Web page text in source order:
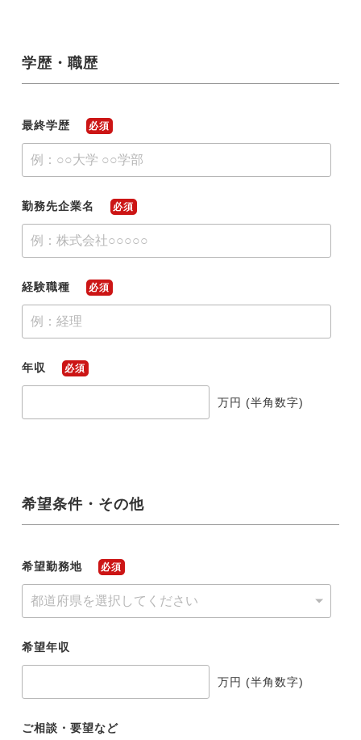
学歴・職歴
最終学歴 必須
勤務先企業名 必須
経験職種 必須
年収 必須
万円 (半角数字)
希望条件・その他
希望勤務地 必須
希望年収
万円 (半角数字)
ご相談・要望など